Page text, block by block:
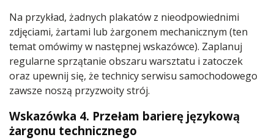
Na przykład, żadnych plakatów z nieodpowiednimi
zdjęciami, żartami lub żargonem mechanicznym (ten
temat omówimy w następnej wskazówce). Zaplanuj
regularne sprzątanie obszaru warsztatu i zatoczek
oraz upewnij się, że technicy serwisu samochodowego
zawsze noszą przyzwoity strój.
Wskazówka 4. Przełam barierę językową
żargonu technicznego